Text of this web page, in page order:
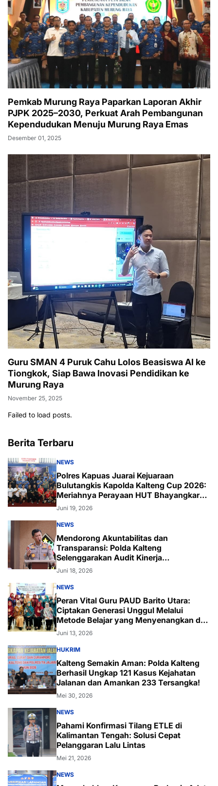
Pemkab Murung Raya Paparkan Laporan Akhir
PJPK 2025–2030, Perkuat Arah Pembangunan
Kependudukan Menuju Murung Raya Emas
Desember 01, 2025
Guru SMAN 4 Puruk Cahu Lolos Beasiswa AI ke
Tiongkok, Siap Bawa Inovasi Pendidikan ke
Murung Raya
November 25, 2025
Failed to load posts.
Berita Terbaru
NEWS
Polres Kapuas Juarai Kejuaraan
Bulutangkis Kapolda Kalteng Cup 2026:
Meriahnya Perayaan HUT Bhayangkara
ke-80 di Palangka Raya
Juni 19, 2026
NEWS
Mendorong Akuntabilitas dan
Transparansi: Polda Kalteng
Selenggarakan Audit Kinerja
Komprehensif Bersama Itwasum Polri
Juni 18, 2026
NEWS
Peran Vital Guru PAUD Barito Utara:
Ciptakan Generasi Unggul Melalui
Metode Belajar yang Menyenangkan dan
Inovatif
Juni 13, 2026
HUKRIM
Kalteng Semakin Aman: Polda Kalteng
Berhasil Ungkap 121 Kasus Kejahatan
Jalanan dan Amankan 233 Tersangka!
Mei 30, 2026
NEWS
Pahami Konfirmasi Tilang ETLE di
Kalimantan Tengah: Solusi Cepat
Pelanggaran Lalu Lintas
Mei 21, 2026
NEWS